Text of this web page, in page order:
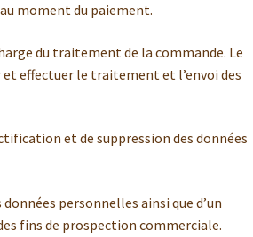
moment du paiement.
du traitement de la commande. Le
et effectuer le traitement et l’envoi des
et de suppression des données
personnelles ainsi que d’un
fins de prospection commerciale.